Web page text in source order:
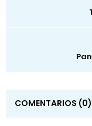
COMENTARIOS (0)